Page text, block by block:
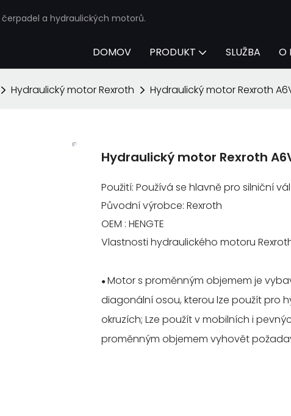
a hydraulických motorů.
DOMOV PRODUKT SLUŽBA O
Hydraulický motor Rexroth Hydraulický motor Rexroth
Hydraulický motor Rexroth
Použití: Používá se hlavně pro silniční
Původní výrobce: Rexroth
OEM : HENGTE
Vlastnosti hydraulického motoru
●Motor s proměnným objemem je
diagonální osou, kterou lze použít pro
okruzích; Lze použít v mobilních i
proměnným objemem vyhovět